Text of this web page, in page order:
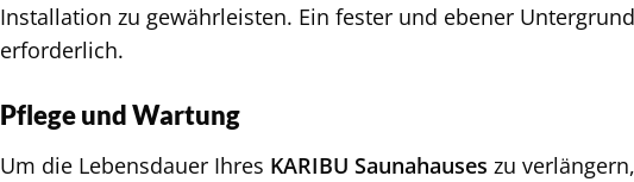
Installation zu gewährleisten. Ein fester und ebener
erforderlich.
Pflege und Wartung
Um die Lebensdauer Ihres KARIBU Saunahauses zu